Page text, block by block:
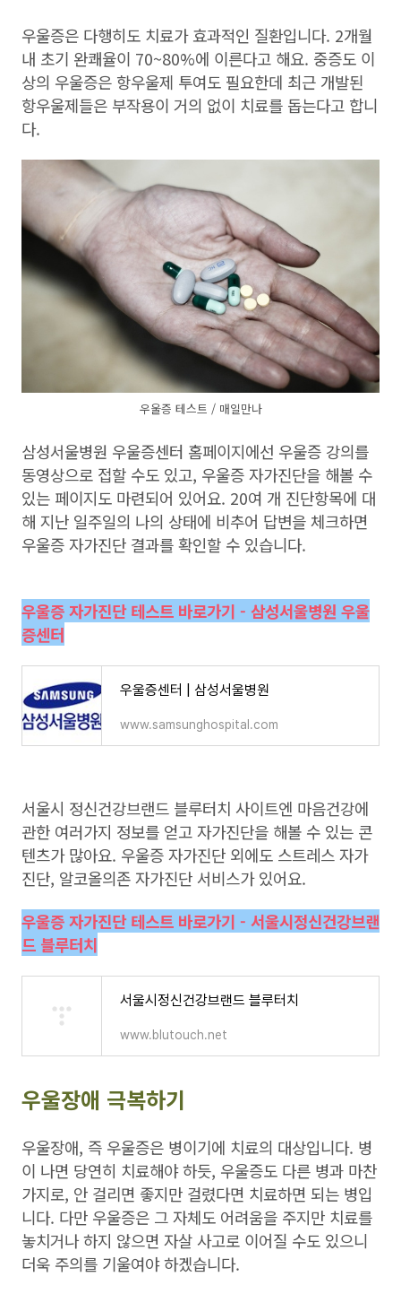
우울증은 다행히도 치료가 효과적인 질환입니다. 2개월
내 초기 완쾌율이 70~80%에 이른다고 해요. 중증도 이
상의 우울증은 항우울제 투여도 필요한데 최근 개발된
항우울제들은 부작용이 거의 없이 치료를 돕는다고 합니
다.
우울증 테스트 / 매일만나
삼성서울병원 우울증센터 홈페이지에선 우울증 강의를
동영상으로 접할 수도 있고, 우울증 자가진단을 해볼 수
있는 페이지도 마련되어 있어요. 20여 개 진단항목에 대
해 지난 일주일의 나의 상태에 비추어 답변을 체크하면
우울증 자가진단 결과를 확인할 수 있습니다.
우울증 자가진단 테스트 바로가기 - 삼성서울병원 우울
증센터
우울증센터 | 삼성서울병원
www.samsunghospital.com
서울시 정신건강브랜드 블루터치 사이트엔 마음건강에
관한 여러가지 정보를 얻고 자가진단을 해볼 수 있는 콘
텐츠가 많아요. 우울증 자가진단 외에도 스트레스 자가
진단, 알코올의존 자가진단 서비스가 있어요.
우울증 자가진단 테스트 바로가기 - 서울시정신건강브랜
드 블루터치
서울시정신건강브랜드 블루터치
www.blutouch.net
우울장애 극복하기
우울장애, 즉 우울증은 병이기에 치료의 대상입니다. 병
이 나면 당연히 치료해야 하듯, 우울증도 다른 병과 마찬
가지로, 안 걸리면 좋지만 걸렸다면 치료하면 되는 병입
니다. 다만 우울증은 그 자체도 어려움을 주지만 치료를
놓치거나 하지 않으면 자살 사고로 이어질 수도 있으니
더욱 주의를 기울여야 하겠습니다.